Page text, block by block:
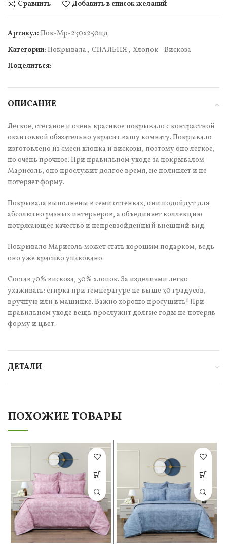
Сравнить Добавить в список желаний
Артикул: Пок-Мр-230х250пд
Категории: Покрывала , СПАЛЬНЯ , Хлопок - Вискоза
Поделиться:
ОПИСАНИЕ
Легкое, стеганое и очень красивое покрывало с контрастной
окантовкой обязательно украсит вашу комнату. Покрывало
изготовлено из смеси хлопка и вискозы, поэтому оно легкое,
но очень прочное. При правильном уходе за покрывалом
Марисоль, оно прослужит долгое время, не полиняет и не
потеряет форму.
Покрывала выполнены в семи оттенках, они подойдут для
абсолютно разных интерьеров, а объединяет коллекцию
потрясающее качество и непревзойденный внешний вид.
Покрывало Марисоль может стать хорошим подарком, ведь
оно уже красиво упаковано.
Состав 70% вискоза, 30% хлопок. За изделиями легко
ухаживать: стирка при температуре не выше 30 градусов,
вручную или в машинке. Важно хорошо просушить! При
правильном уходе вещь прослужит долгие годы не потеряв
форму и цвет.
ДЕТАЛИ
ПОХОЖИЕ ТОВАРЫ